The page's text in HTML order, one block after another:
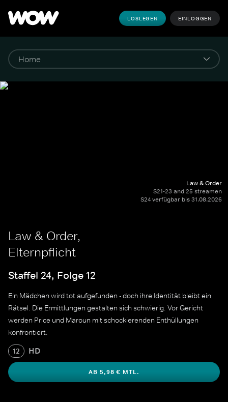
LOSLEGEN EINLOGGEN
Law & Order
S21-23 and 25 streamen
S24 verfügbar bis 31.08.2026
Law & Order,
Elternpflicht
Staffel 24, Folge 12
Ein Mädchen wird tot aufgefunden - doch ihre Identität bleibt ein
Rätsel. Die Ermittlungen gestalten sich schwierig. Vor Gericht
werden Price und Maroun mit schockierenden Enthüllungen
konfrontiert.
12 HD
AB 5,98 € MTL.